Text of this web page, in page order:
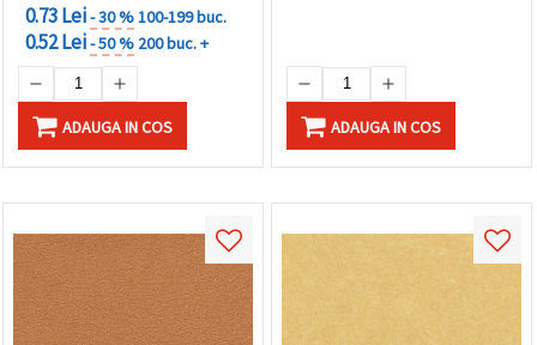
0.73 Lei- 30 %100-199 buc.
0.52 Lei- 50 % 200 buc. +
ADAUGA IN COS ADAUGA IN COS